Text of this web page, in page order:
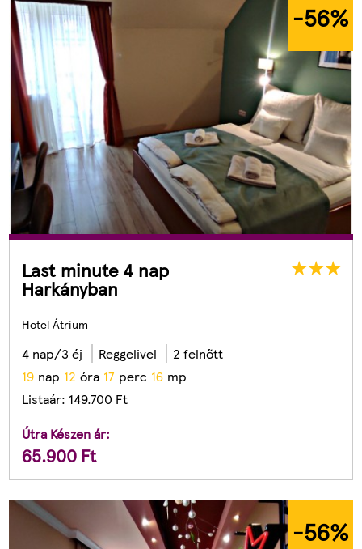
-56%
Last minute 4 nap
Harkányban
Hotel Átrium
4 nap/3 éj Reggelivel
2 felnőtt
19 nap 12 óra 17 perc 14 mp
Listaár: 149.700 Ft
Útra Készen ár:
65.900 Ft
-56%